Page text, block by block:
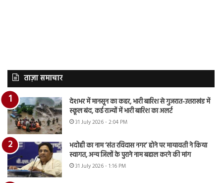
ताज़ा समाचार
देशभर में मानसून का कहर, भारी बारिश से गुजरात-उत्तराखंड में
स्कूल बंद, कई राज्यों में भारी बारिश का अलर्ट
31 July 2026 - 2:04 PM
भदोही का नाम ‘संत रविदास नगर’ होने पर मायावती ने किया
स्वागत, अन्य जिलों के पुराने नाम बहाल करने की मांग
31 July 2026 - 1:16 PM